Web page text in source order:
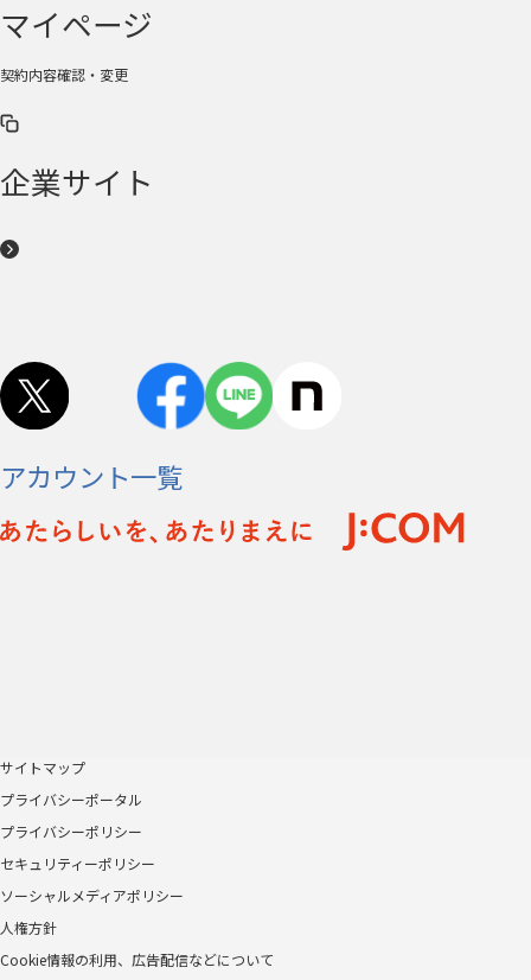
マイページ
契約内容確認・変更
企業サイト
アカウント一覧
サイトマップ
プライバシーポータル
プライバシーポリシー
セキュリティーポリシー
ソーシャルメディアポリシー
人権方針
Cookie情報の利用、広告配信などについて